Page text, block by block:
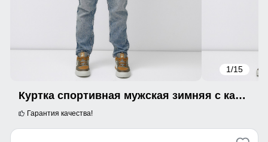
1/15
Куртка спортивная мужская зимняя с капюшоном цвета хаки 627_1Kh
Гарантия качества!